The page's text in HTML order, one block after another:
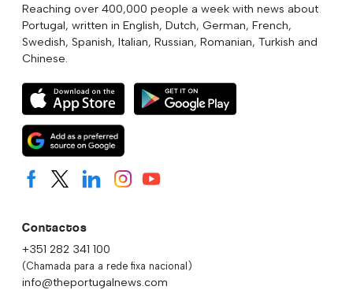
Reaching over 400,000 people a week with news about
Portugal, written in English, Dutch, German, French,
Swedish, Spanish, Italian, Russian, Romanian, Turkish and
Chinese.
Contactos
+351 282 341 100
(Chamada para a rede fixa nacional)
info@theportugalnews.com